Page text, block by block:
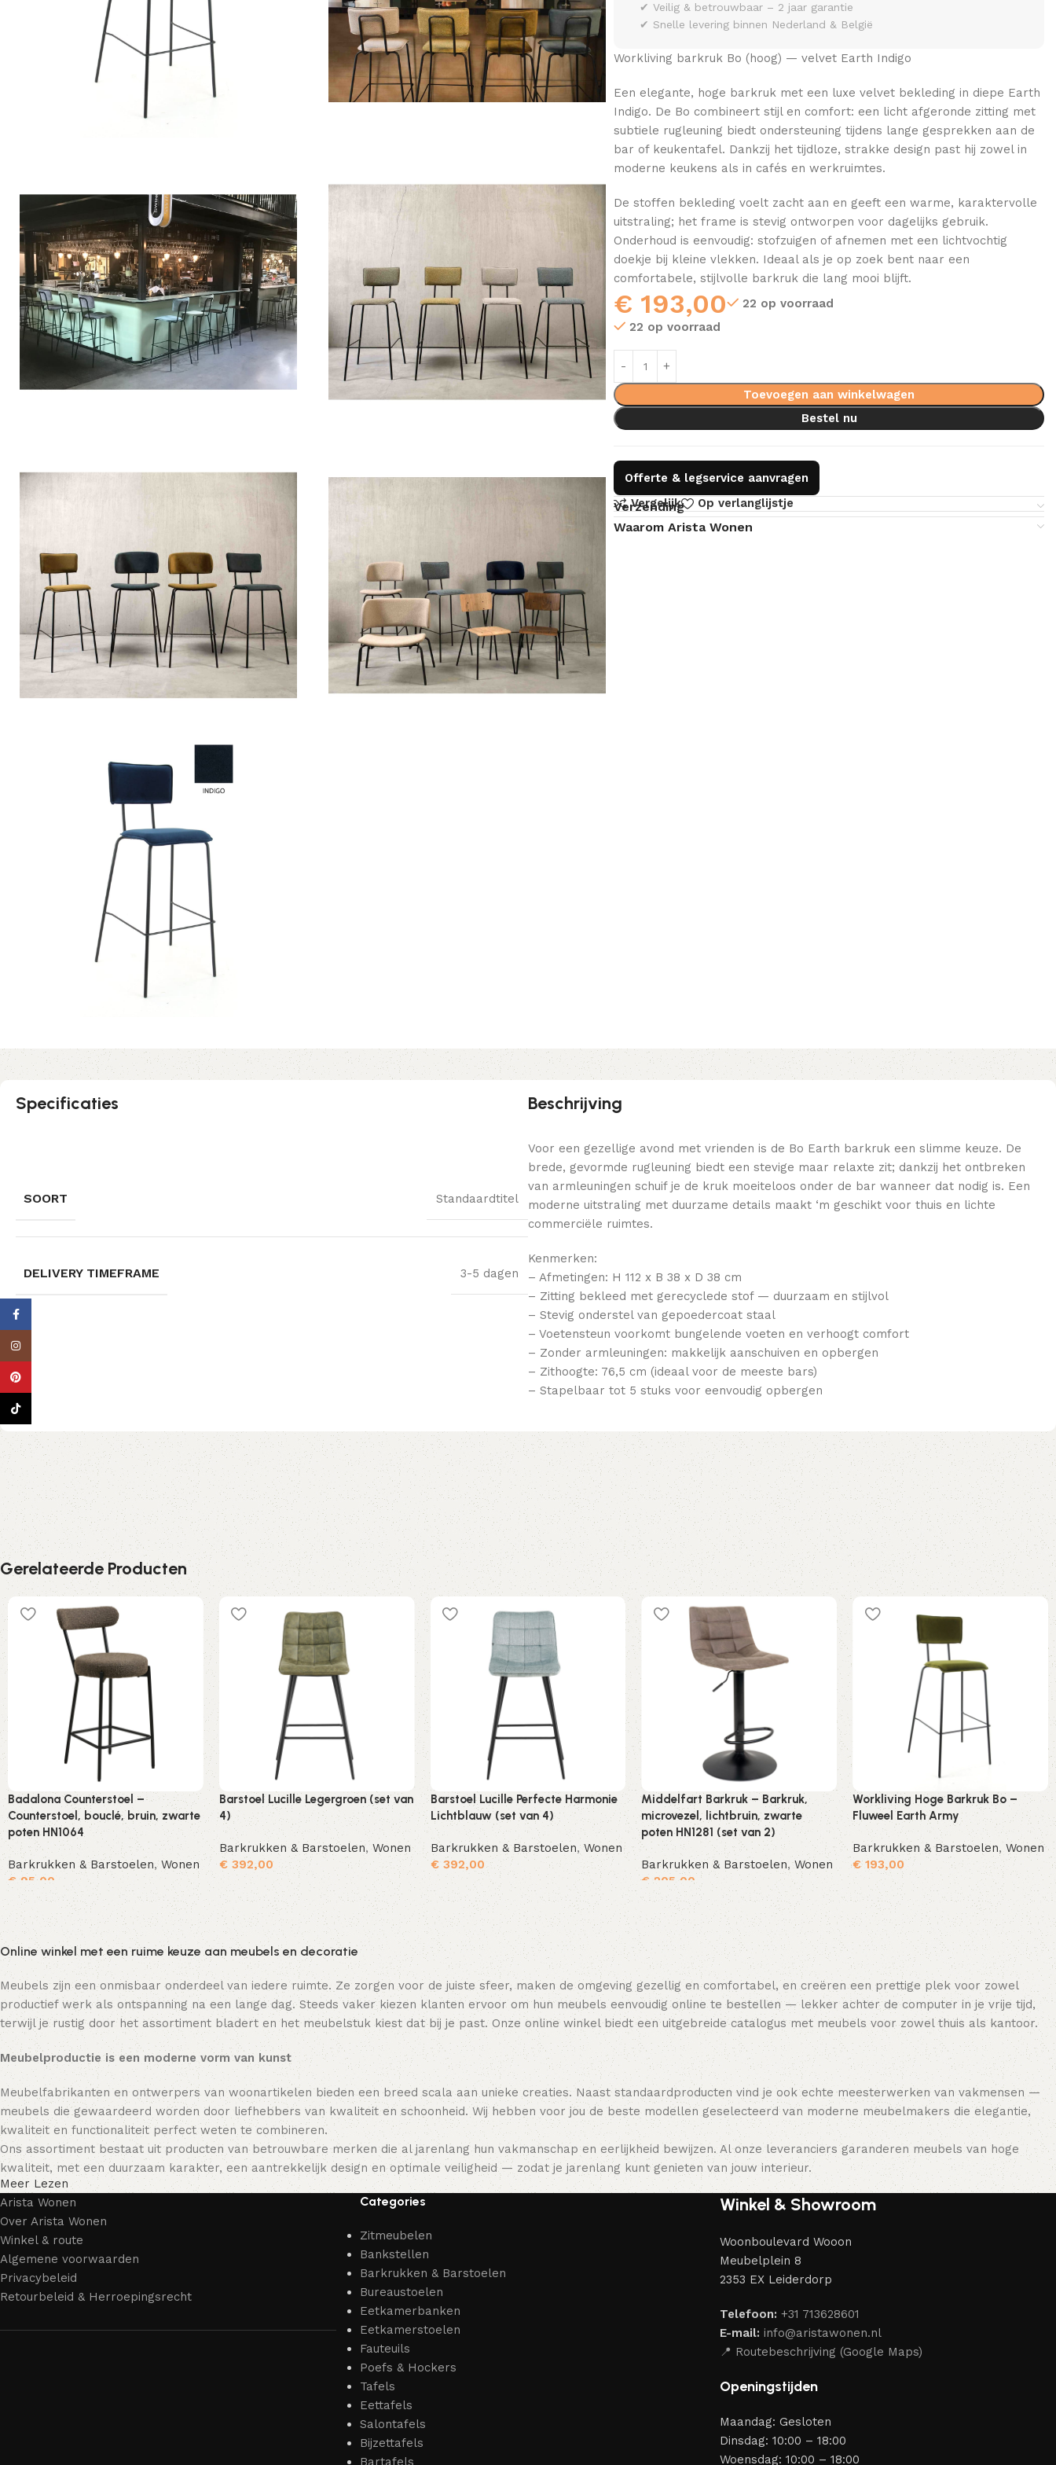
✔ Veilig & betrouwbaar – 2 jaar garantie
✔ Snelle levering binnen Nederland & België
Workliving barkruk Bo (hoog) — velvet Earth Indigo
Een elegante, hoge barkruk met een luxe velvet bekleding in diepe Earth
Indigo. De Bo combineert stijl en comfort: een licht afgeronde zitting met
subtiele rugleuning biedt ondersteuning tijdens lange gesprekken aan de
bar of keukentafel. Dankzij het tijdloze, strakke design past hij zowel in
moderne keukens als in cafés en werkruimtes.
De stoffen bekleding voelt zacht aan en geeft een warme, karaktervolle
uitstraling; het frame is stevig ontworpen voor dagelijks gebruik.
Onderhoud is eenvoudig: stofzuigen of afnemen met een lichtvochtig
doekje bij kleine vlekken. Ideaal als je op zoek bent naar een
comfortabele, stijlvolle barkruk die lang mooi blijft.
€ 193,00
22 op voorraad
22 op voorraad
Toevoegen aan winkelwagen
Bestel nu
Offerte & legservice aanvragen
Vergelijk
Op verlanglijstje
Verzending
Waarom Arista Wonen
Specificaties
SOORT Standaardtitel
DELIVERY TIMEFRAME 3-5 dagen
Beschrijving
Voor een gezellige avond met vrienden is de Bo Earth barkruk een slimme keuze. De
brede, gevormde rugleuning biedt een stevige maar relaxte zit; dankzij het ontbreken
van armleuningen schuif je de kruk moeiteloos onder de bar wanneer dat nodig is. Een
moderne uitstraling met duurzame details maakt ‘m geschikt voor thuis en lichte
commerciële ruimtes.
Kenmerken:
– Afmetingen: H 112 x B 38 x D 38 cm
– Zitting bekleed met gerecyclede stof — duurzaam en stijlvol
– Stevig onderstel van gepoedercoat staal
– Voetensteun voorkomt bungelende voeten en verhoogt comfort
– Zonder armleuningen: makkelijk aanschuiven en opbergen
– Zithoogte: 76,5 cm (ideaal voor de meeste bars)
– Stapelbaar tot 5 stuks voor eenvoudig opbergen
Gerelateerde Producten
Badalona Counterstoel –
Counterstoel, bouclé, bruin, zwarte
poten HN1064
Barkrukken & Barstoelen,Wonen
€ 95,00
Toevoegen aan winkelwagen
Barstoel Lucille Legergroen (set van
4)
Barkrukken & Barstoelen,Wonen
€392,00
Barstoel Lucille Perfecte Harmonie
Lichtblauw (set van 4)
Barkrukken & Barstoelen,Wonen
€392,00
Toevoegen aan winkelwagen
Middelfart Barkruk – Barkruk,
microvezel, lichtbruin, zwarte
poten HN1281 (set van 2)
Barkrukken & Barstoelen,Wonen
€ 205,00
Toevoegen aan winkelwagen
Workliving Hoge Barkruk Bo –
Fluweel Earth Army
Barkrukken & Barstoelen,Wonen
€193,00
Toevoegen aan winkelwagen
Online winkel met een ruime keuze aan meubels en decoratie
Meubels zijn een onmisbaar onderdeel van iedere ruimte. Ze zorgen voor de juiste sfeer, maken de omgeving gezellig en comfortabel, en creëren een prettige plek voor zowel
productief werk als ontspanning na een lange dag. Steeds vaker kiezen klanten ervoor om hun meubels eenvoudig online te bestellen — lekker achter de computer in je vrije tijd,
terwijl je rustig door het assortiment bladert en het meubelstuk kiest dat bij je past. Onze online winkel biedt een uitgebreide catalogus met meubels voor zowel thuis als kantoor.
Meubelproductie is een moderne vorm van kunst
Meubelfabrikanten en ontwerpers van woonartikelen bieden een breed scala aan unieke creaties. Naast standaardproducten vind je ook echte meesterwerken van vakmensen —
meubels die gewaardeerd worden door liefhebbers van kwaliteit en schoonheid. Wij hebben voor jou de beste modellen geselecteerd van moderne meubelmakers die elegantie,
kwaliteit en functionaliteit perfect weten te combineren.
Ons assortiment bestaat uit producten van betrouwbare merken die al jarenlang hun vakmanschap en eerlijkheid bewijzen. Al onze leveranciers garanderen meubels van hoge
kwaliteit, met een duurzaam karakter, een aantrekkelijk design en optimale veiligheid — zodat je jarenlang kunt genieten van jouw interieur.
Meer Lezen
Arista Wonen
Over Arista Wonen
Winkel & route
Algemene voorwaarden
Privacybeleid
Retourbeleid & Herroepingsrecht
Categories
Zitmeubelen
Bankstellen
Barkrukken & Barstoelen
Bureaustoelen
Eetkamerbanken
Eetkamerstoelen
Fauteuils
Poefs & Hockers
Tafels
Eettafels
Salontafels
Bijzettafels
Bartafels
Winkel & Showroom
Woonboulevard Wooon
Meubelplein 8
2353 EX Leiderdorp
Telefoon: +31 713628601
E-mail: info@aristawonen.nl
📍 Routebeschrijving (Google Maps)
Openingstijden
Maandag: Gesloten
Dinsdag: 10:00 – 18:00
Woensdag: 10:00 – 18:00